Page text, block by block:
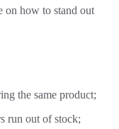
on how to stand out
the same product;
run out of stock;